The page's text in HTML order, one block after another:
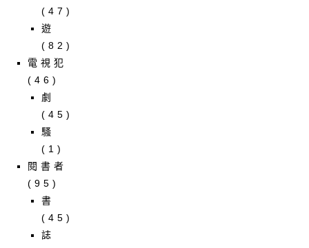
(47)
遊
(82)
電視犯
(46)
劇
(45)
騷
(1)
閱書者
(95)
書
(45)
誌